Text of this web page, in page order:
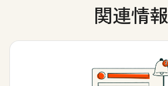
関連情報